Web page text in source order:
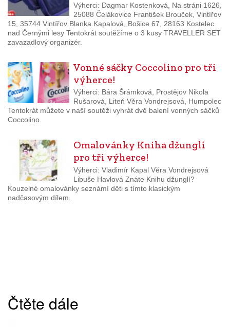
Výherci: Dagmar Kostenková, Na stráni 1626,
25088 Čelákovice František Brouček, Vintířov
15, 35744 Vintířov Blanka Kapalová, Bošice 67, 28163 Kostelec
nad Černými lesy Tentokrát soutěžíme o 3 kusy TRAVELLER SET
zavazadlový organizér.
Vonné sáčky Coccolino pro tři
výherce!
Výherci: Bára Šrámková, Prostějov Nikola
Rušarová, Liteň Věra Vondrejsová, Humpolec
Tentokrát můžete v naší soutěži vyhrát dvě balení vonných sáčků
Coccolino.
Omalovánky Kniha džunglí
pro tři výherce!
Výherci: Vladimír Kapal Věra Vondrejsová
Libuše Havlová Znáte Knihu džunglí?
Kouzelné omalovánky seznámí děti s tímto klasickým
nadčasovým dílem.
Čtěte dále